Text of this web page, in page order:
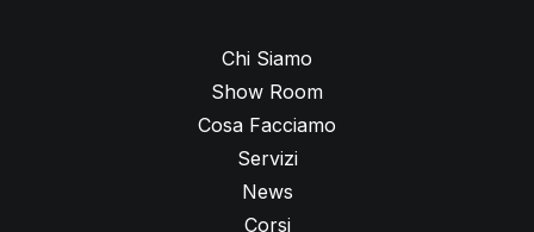
Chi Siamo
Show Room
Cosa Facciamo
Servizi
News
Corsi